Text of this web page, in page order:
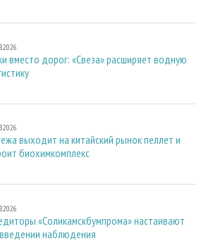
вместо дорог: «Свеза» расширяет водную
выходит на китайский рынок пеллет и
биохимкомплекс
«Соликамскбумпрома» настаивают
наблюдения